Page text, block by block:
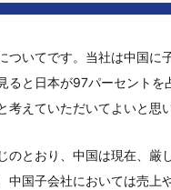
ついてです。当社は中国に
ると日本が97パーセントを
考えていただいてよいと思
のとおり、中国は現在、厳
中国子会社においては売上